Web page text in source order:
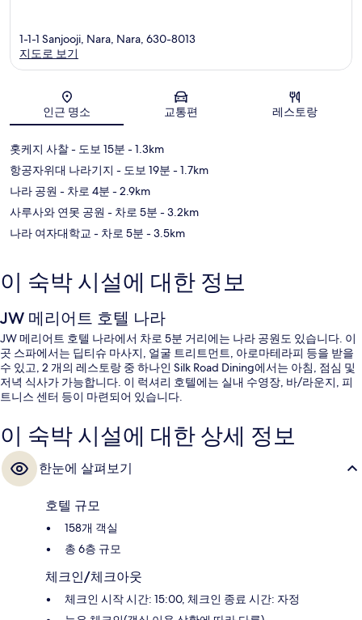
지도
1-1-1 Sanjooji, Nara, Nara, 630-8013
지도로 보기
인근 명소 교통편 레스토랑
홋케지 사찰- 도보 15분 - 1.3km
항공자위대 나라기지 - 도보 19분 - 1.7km
나라 공원 - 차로 4분 - 2.9km
사루사와 연못 공원 - 차로 5분 - 3.2km
나라 여자대학교 - 차로 5분 - 3.5km
이 숙박 시설에 대한 정보
JW 메리어트 호텔 나라
JW 메리어트 호텔 나라에서 차로 5분 거리에는 나라 공원도 있습니다. 이
곳 스파에서는 딥티슈 마사지, 얼굴 트리트먼트, 아로마테라피 등을 받을
수 있고, 2 개의 레스토랑 중 하나인 Silk Road Dining에서는 아침, 점심 및
저녁 식사가 가능합니다. 이 럭셔리 호텔에는 실내 수영장, 바/라운지, 피
트니스 센터 등이 마련되어 있습니다.
이 숙박 시설에 대한 상세 정보
한눈에 살펴보기
호텔 규모
158개 객실
총 6층 규모
체크인/체크아웃
체크인 시작 시간: 15:00, 체크인 종료 시간: 자정